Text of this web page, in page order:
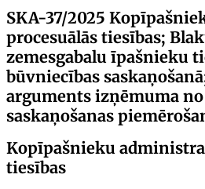
SKA-37/2025
procesuālās tiesības;
zemesgabalu īpašnieku
būvniecības
arguments izņēmuma
saskaņošanas
Kopīpašnieku
tiesības